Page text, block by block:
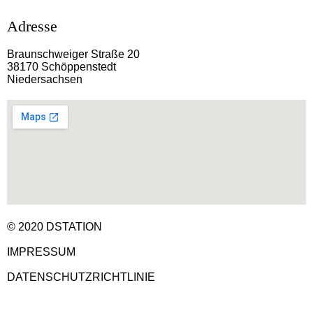
Adresse
Braunschweiger Straße 20
38170 Schöppenstedt
Niedersachsen
© 2020 DSTATION
IMPRESSUM
DATENSCHUTZRICHTLINIE